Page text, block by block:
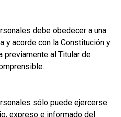
debe obedecer a una
y acorde con la Constitución y
previamente al Titular de
sólo puede ejercerse
expreso e informado del